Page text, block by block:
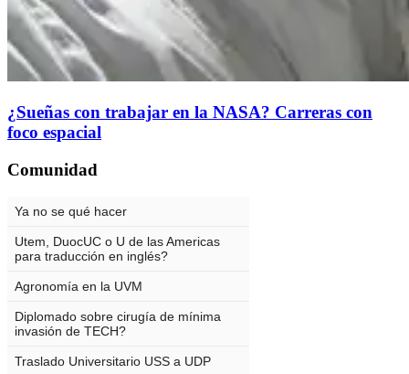
¿Sueñas con trabajar en la NASA? Carreras con
foco espacial
Comunidad